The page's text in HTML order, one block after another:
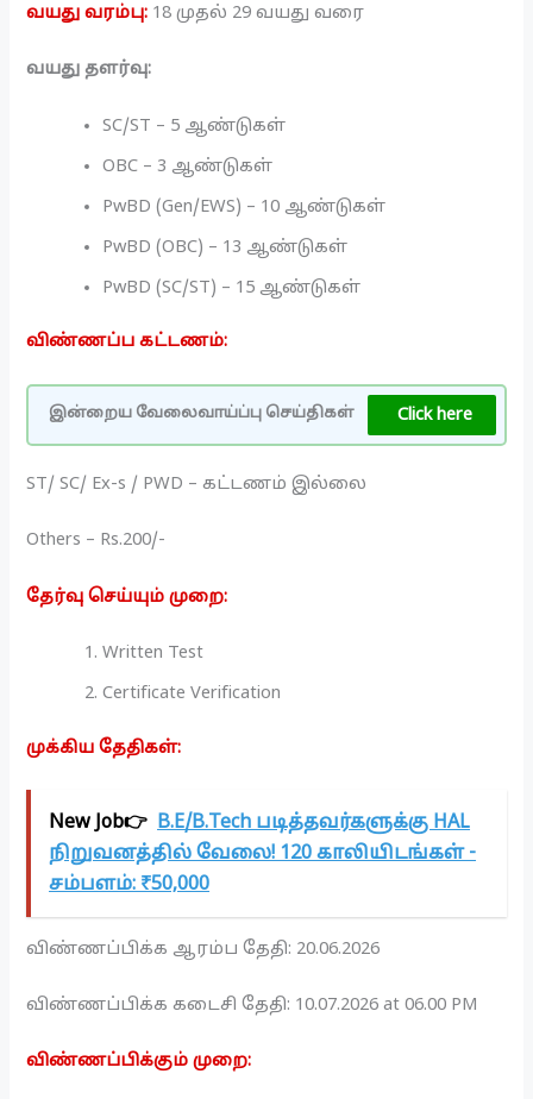
வயது வரம்பு: 18 முதல் 29 வயது வரை
வயது தளர்வு:
SC/ST – 5 ஆண்டுகள்
OBC – 3 ஆண்டுகள்
PwBD (Gen/EWS) – 10 ஆண்டுகள்
PwBD (OBC) – 13 ஆண்டுகள்
PwBD (SC/ST) – 15 ஆண்டுகள்
விண்ணப்ப கட்டணம்:
இன்றைய வேலைவாய்ப்பு செய்திகள் Click here
ST/ SC/ Ex-s / PWD – கட்டணம் இல்லை
Others – Rs.200/-
தேர்வு செய்யும் முறை:
Written Test
Certificate Verification
முக்கிய தேதிகள்:
New Job👉 B.E/B.Tech படித்தவர்களுக்கு HAL
நிறுவனத்தில் வேலை! 120 காலியிடங்கள் -
சம்பளம்: ₹50,000
விண்ணப்பிக்க ஆரம்ப தேதி: 20.06.2026
விண்ணப்பிக்க கடைசி தேதி: 10.07.2026 at 06.00 PM
விண்ணப்பிக்கும் முறை: